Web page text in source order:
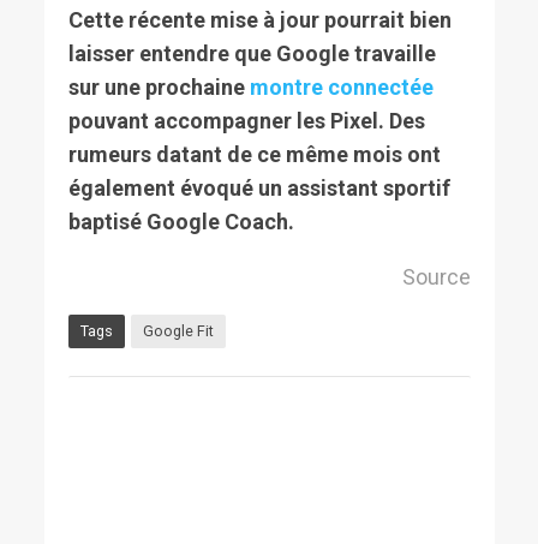
Cette récente mise à jour pourrait bien
laisser entendre que Google travaille
sur une prochaine montre connectée
pouvant accompagner les Pixel. Des
rumeurs datant de ce même mois ont
également évoqué un assistant sportif
baptisé Google Coach.
Source
Tags Google Fit